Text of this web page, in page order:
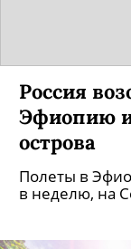
Россия
Эфиопию и
острова